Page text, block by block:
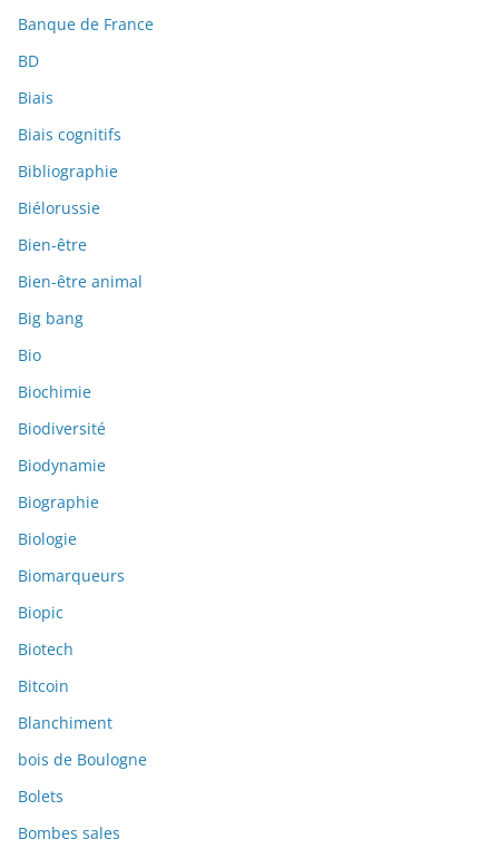
Banque de France
BD
Biais
Biais cognitifs
Bibliographie
Biélorussie
Bien-être
Bien-être animal
Big bang
Bio
Biochimie
Biodiversité
Biodynamie
Biographie
Biologie
Biomarqueurs
Biopic
Biotech
Bitcoin
Blanchiment
bois de Boulogne
Bolets
Bombes sales